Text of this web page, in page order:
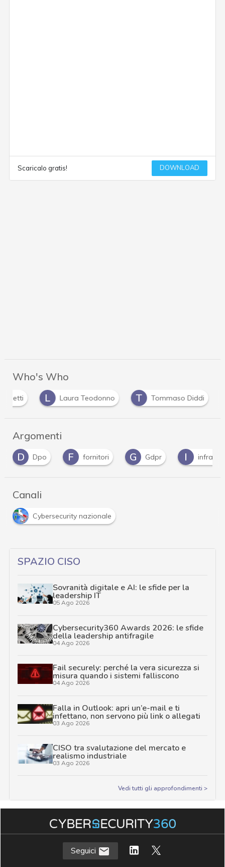
Scaricalo gratis! DOWNLOAD
Who's Who
Detti L Laura Teodonno T Tommaso Diddi
Argomenti
D
Dpo F fornitori G Gdpr I
Canali
Cybersecurity nazionale
SPAZIO CISO
Sovranità digitale e AI: le sfide per la
leadership IT
05 Ago 2026
Cybersecurity360 Awards 2026: le sfide
della leadership antifragile
04 Ago 2026
Fail securely: perché la vera sicurezza si
misura quando i sistemi falliscono
04 Ago 2026
Falla in Outlook: apri un’e-mail e ti
infettano, non servono più link o allegati
03 Ago 2026
CISO tra svalutazione del mercato e
realismo industriale
03 Ago 2026
Vedi tutti gli approfondimenti >
Seguici